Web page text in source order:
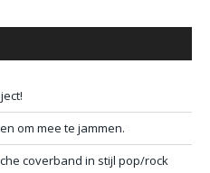
om mee te jammen.
coverband in stijl pop/rock